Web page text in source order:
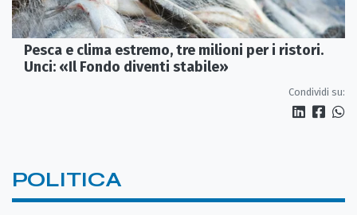
Pesca e clima estremo, tre milioni per i ristori.
Unci: «Il Fondo diventi stabile»
Condividi su:
POLITICA